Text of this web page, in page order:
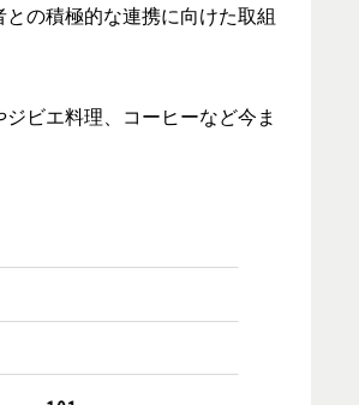
の積極的な連携に向けた取組
ビエ料理、コーヒーなど今ま